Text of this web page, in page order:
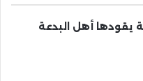
يقودها أهل البدعة